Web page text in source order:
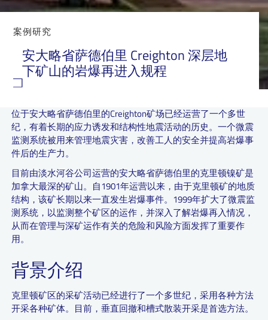
案例研究
安大略省萨德伯里 Creighton 深层地
下矿山的岩爆再进入规程
位于安大略省萨德伯里的Creighton矿场已经运营了一个多世
纪，有着长期的应力诱发和结构性地震活动的历史。一个微震
监测系统被用来管理地震灾害，改善工人的安全并提高岩爆事
件后的生产力。
目前由淡水河谷公司运营的安大略省萨德伯里的克里顿镍矿是
加拿大最深的矿山。自1901年运营以来，由于克里顿矿的地质
结构，该矿长期以来一直发生岩爆事件。1999年扩大了微震监
测系统，以监测整个矿区的运作，并深入了解岩爆再入情况，
从而在管理与深矿运作有关的危险和风险方面发挥了重要作
用。
背景介绍
克里顿矿区的采矿活动已经进行了一个多世纪，采用各种方法
开采各种矿体。目前，垂直回撤和槽式散装开采是首选方法。